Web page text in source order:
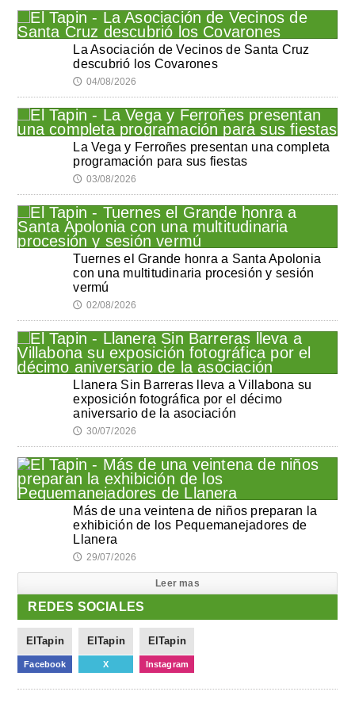
La Asociación de Vecinos de Santa Cruz
descubrió los Covarones
🕔 04/08/2026
La Vega y Ferroñes presentan una completa
programación para sus fiestas
🕔 03/08/2026
Tuernes el Grande honra a Santa Apolonia
con una multitudinaria procesión y sesión
vermú
🕔 02/08/2026
Llanera Sin Barreras lleva a Villabona su
exposición fotográfica por el décimo
aniversario de la asociación
🕔 30/07/2026
Más de una veintena de niños preparan la
exhibición de los Pequemanejadores de
Llanera
🕔 29/07/2026
Leer mas
REDES SOCIALES
ElTapin
Facebook
ElTapin
X
ElTapin
Instagram